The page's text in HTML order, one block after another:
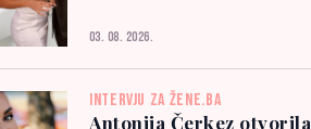
03. 08. 2026.
INTERVJU ZA ŽENE.BA
Antonija Čerkez otvorila